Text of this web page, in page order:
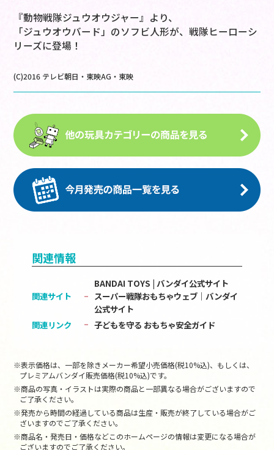
『動物戦隊ジュウオウジャー』より、
「ジュウオウバード」のソフビ人形が、戦隊ヒーローシ
リーズに登場！
(C)2016 テレビ朝日・東映AG・東映
関連情報
関連サイト
BANDAI TOYS | バンダイ公式サイト
スーパー戦隊おもちゃウェブ｜バンダイ
公式サイト
関連リンク
子どもを守る おもちゃ安全ガイド
※表示価格は、一部を除きメーカー希望小売価格(税10%込)、もしくは、
プレミアムバンダイ販売価格(税10%込)です。
※商品の写真・イラストは実際の商品と一部異なる場合がございますので
ご了承ください。
※発売から時間の経過している商品は生産・販売が終了している場合がご
ざいますのでご了承ください。
※商品名・発売日・価格などこのホームページの情報は変更になる場合が
ございますのでご了承ください。